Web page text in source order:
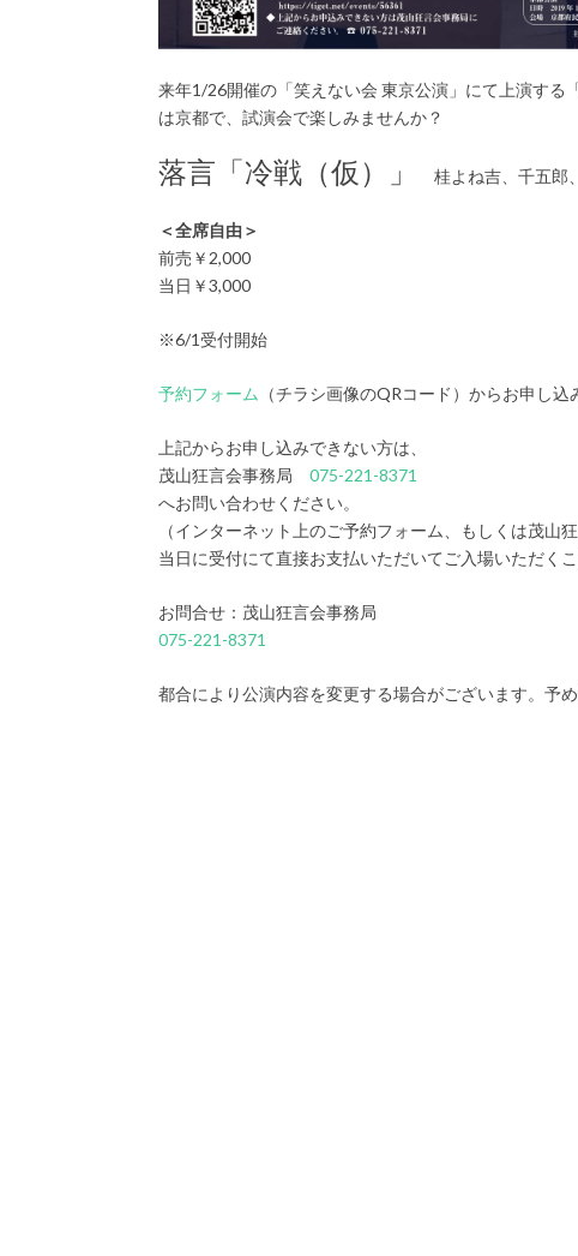
来年1/26開催の「笑えない会 東京公演」にて上演す
は京都で、試演会で楽しみませんか？
落言「冷戦（仮）」 桂よね吉、千五郎
＜全席自由＞
前売￥2,000
当日￥3,000
※6/1受付開始
予約フォーム （チラシ画像のQRコード）からお申し込
上記からお申し込みできない方は、
茂山狂言会事務局 075-221-8371
へお問い合わせください。
（インターネット上のご予約フォーム、もしくは茂山
当日に受付にて直接お支払いただいてご入場いただく
お問合せ：茂山狂言会事務局
075-221-8371
都合により公演内容を変更する場合がございます。予め